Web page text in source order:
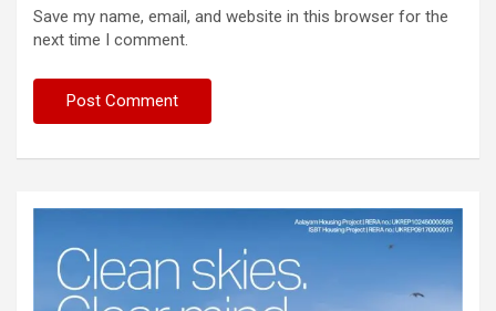
Save my name, email, and website in this browser for the
next time I comment.